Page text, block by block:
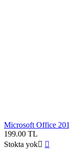
Microsoft Office
199.00 TL
Stokta yok 